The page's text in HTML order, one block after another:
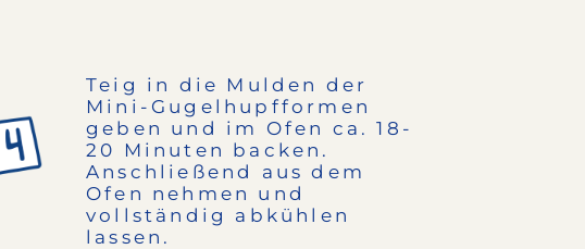
Teig in die Mulden der
Mini-Gugelhupfformen
geben und im Ofen ca. 18-
20 Minuten backen.
Anschließend aus dem
Ofen nehmen und
vollständig abkühlen
lassen.